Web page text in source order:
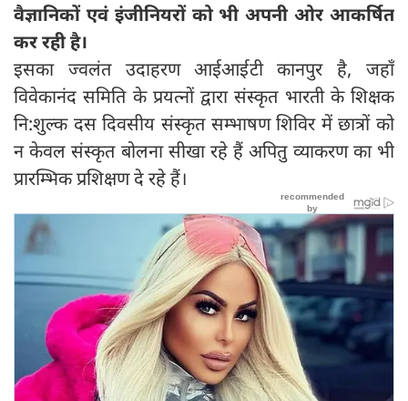
वैज्ञानिकों एवं इंजीनियरों को भी अपनी ओर आकर्षित
कर रही है।
इसका ज्वलंत उदाहरण आईआईटी कानपुर है, जहाँ
विवेकानंद समिति के प्रयत्नों द्वारा संस्कृत भारती के शिक्षक
नि:शुल्क दस दिवसीय संस्कृत सम्भाषण शिविर में छात्रों को
न केवल संस्कृत बोलना सीखा रहे हैं अपितु व्याकरण का भी
प्रारम्भिक प्रशिक्षण दे रहे हैं।